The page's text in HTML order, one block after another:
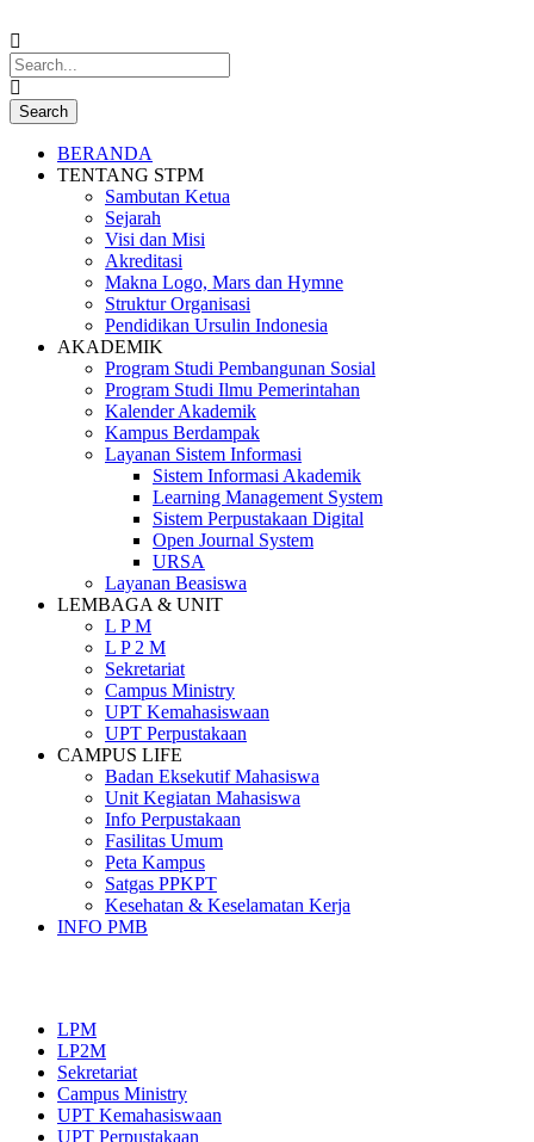
BERANDA
TENTANG STPM
Sambutan Ketua
Sejarah
Visi dan Misi
Akreditasi
Makna Logo, Mars dan Hymne
Struktur Organisasi
Pendidikan Ursulin Indonesia
AKADEMIK
Program Studi Pembangunan Sosial
Program Studi Ilmu Pemerintahan
Kalender Akademik
Kampus Berdampak
Layanan Sistem Informasi
Sistem Informasi Akademik
Learning Management System
Sistem Perpustakaan Digital
Open Journal System
URSA
Layanan Beasiswa
LEMBAGA & UNIT
L P M
L P 2 M
Sekretariat
Campus Ministry
UPT Kemahasiswaan
UPT Perpustakaan
CAMPUS LIFE
Badan Eksekutif Mahasiswa
Unit Kegiatan Mahasiswa
Info Perpustakaan
Fasilitas Umum
Peta Kampus
Satgas PPKPT
Kesehatan & Keselamatan Kerja
INFO PMB
LPM
LP2M
Sekretariat
Campus Ministry
UPT Kemahasiswaan
UPT Perpustakaan